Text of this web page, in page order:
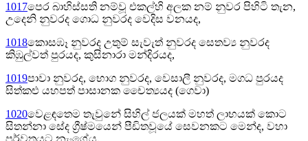
1017පෙර බාහිස්සති නම්වූ එකල්හි අලක නම් නුවර පිහිටි තැන,
උදෙනි නුවරද ගොධ නුවරද වෙදිස වනයද,
1018කොසඹෑ නුවරද උතුම් සැවැත් නුවරද සෙතව්‍ය නුවරද
කිඹුල්වත් පුරයද, කුසිනාරා මන්දිරයද,
1019පාවා නුවරද, භොග නුවරද, වෙසාලී නුවරද, මගධ පුරයද
සිත්කළු යහපත් පාසානක චෛත්‍යයද (ගෙවා)
1020වෙළඳතෙම තැවුනේ සිහිල් ජලයක් මහත් ලාභයක් කොට
සිතන්නා සේද ග්‍රීෂ්මයෙන් පීඩිතවූයේ සෙවනකට මෙන්ද, වහා